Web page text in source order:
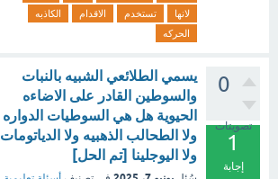
لانها
تستخدم الاقدام
الكاذبه
الحركه
0
تصويتات
1
إجابة
يسمي الطلائعي الشبيه بالنبات
والسوطين القادر على الاضاءه
الحيوية هل هي السوطيات الدواره
ولا الطحالب الذهبيه ولا الدياتومات
ولا اليوجلينا [تم الحل]